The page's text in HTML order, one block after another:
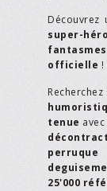
Découvrez
super-
fantasmes
officielle !
tenue avec
perruque
25'000